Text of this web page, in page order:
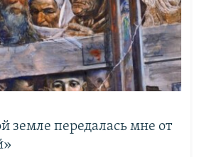
земле передалась мне от